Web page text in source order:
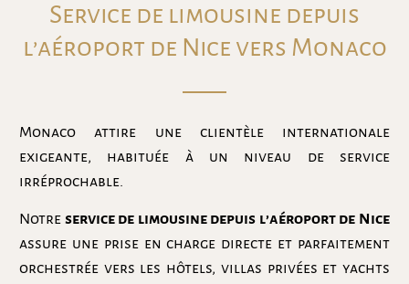
Service de limousine depuis
l’aéroport de Nice vers Monaco
Monaco attire une clientèle internationale
exigeante, habituée à un niveau de service
irréprochable.
Notre service de limousine depuis l’aéroport de Nice
assure une prise en charge directe et parfaitement
orchestrée vers les hôtels, villas privées et yachts